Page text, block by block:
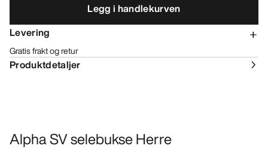
Legg i handlekurven
Levering
Gratis frakt og retur
Produktdetaljer
Alpha SV selebukse Herre